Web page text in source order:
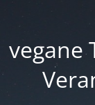
vegane